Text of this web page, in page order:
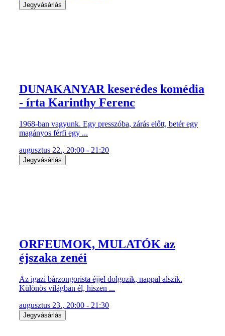
Jegyvásárlás
DUNAKANYAR keserédes komédia
- írta Karinthy Ferenc
1968-ban vagyunk. Egy presszóba, zárás előtt, betér egy
magányos férfi egy ...
augusztus 22., 20:00 - 21:20
Jegyvásárlás
ORFEUMOK, MULATÓK az
éjszaka zenéi
Az igazi bárzongorista éjjel dolgozik, nappal alszik.
Különös világban él, hiszen ...
augusztus 23., 20:00 - 21:30
Jegyvásárlás